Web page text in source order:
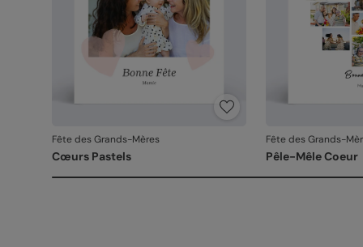
Fête des Grands-Mères
Cœurs Pastels
Fête des Grands-
Pêle-Mêle Coeur